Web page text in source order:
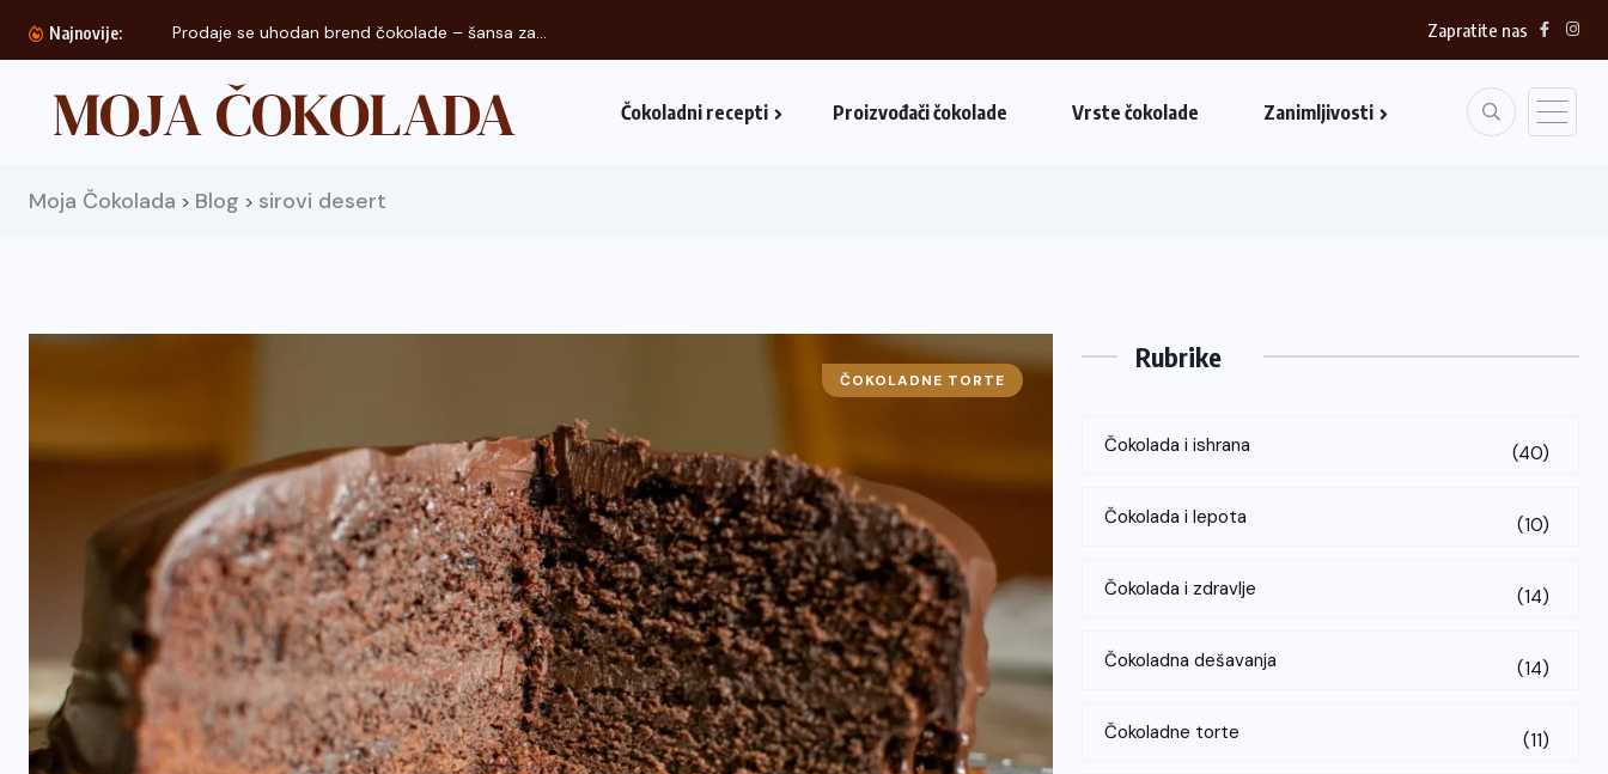
Najnovije: Prodaje se uhodan brend čokolade – šansa za... Zapratite nas
Čokoladni recepti Proizvođači čokolade Vrste čokolade Zanimljivosti
Moja Čokolada > Blog > sirovi desert
ČOKOLADNE TORTE
Rubrike
Čokolada i ishrana (40)
Čokolada i lepota (10)
Čokolada i zdravlje (14)
Čokoladna dešavanja (14)
Čokoladne torte (11)